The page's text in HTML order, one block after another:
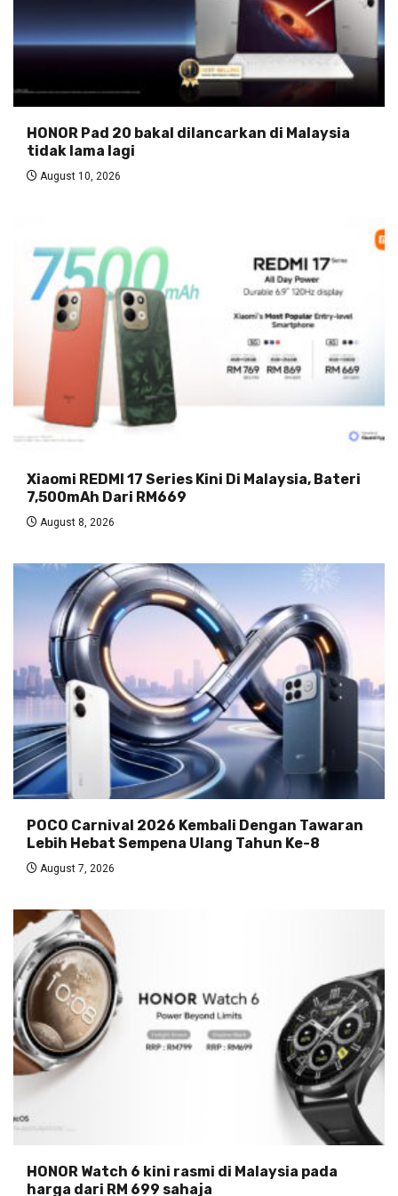
HONOR Pad 20 bakal dilancarkan di Malaysia
tidak lama lagi
August 10, 2026
Xiaomi REDMI 17 Series Kini Di Malaysia, Bateri
7,500mAh Dari RM669
August 8, 2026
POCO Carnival 2026 Kembali Dengan Tawaran
Lebih Hebat Sempena Ulang Tahun Ke-8
August 7, 2026
HONOR Watch 6 kini rasmi di Malaysia pada
harga dari RM 699 sahaja